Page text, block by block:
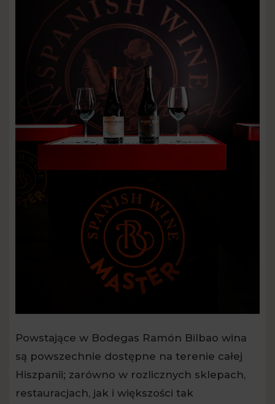
Powstające w Bodegas Ramón Bilbao wina
są powszechnie dostępne na terenie całej
Hiszpanii; zarówno w rozlicznych sklepach,
restauracjach, jak i większości tak